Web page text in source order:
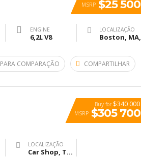
MSRP $25 500
ENGINE
6,2L V8
LOCALIZAÇÃO
COMPARAÇÃO COMPARTILHAR
Buy for $340 000
MSRP $305 700
LOCALIZAÇÃO
Car Shop, The, Ridgewood Avenue, Холи Хил, Флорида, USA